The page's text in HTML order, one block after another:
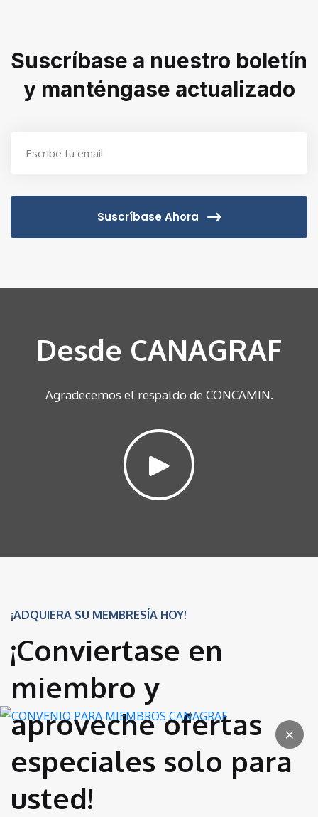
Suscríbase a nuestro boletín
y manténgase actualizado
Suscríbase Ahora
Desde CANAGRAF
Agradecemos el respaldo de CONCAMIN.
¡ADQUIERA SU MEMBRESÍA HOY!
¡Conviertase en
miembro y
aproveche ofertas
especiales solo para
usted!
×